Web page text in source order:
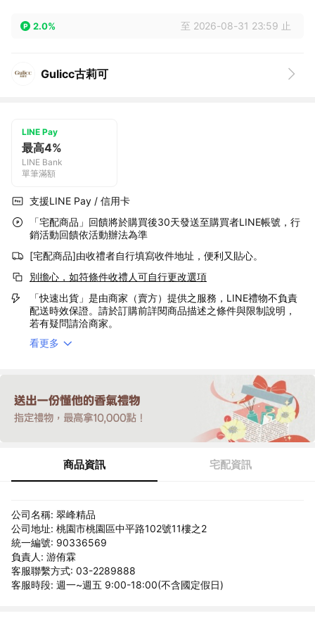
2.0% 至 2026-08-31 23:59 止
Gulicc古莉可
LINE Pay
最高4%
LINE Bank
單筆滿額
支援LINE Pay / 信用卡
「宅配商品」回饋將於購買後30天發送至購買者LINE帳號，行
銷活動回饋依活動辦法為準
[宅配商品]由收禮者自行填寫收件地址，便利又貼心。
別擔心，如符條件收禮人可自行更改選項
「快速出貨」是由商家（賣方）提供之服務，LINE禮物不負責
配送時效保證。請於訂購前詳閱商品描述之條件與限制說明，
若有疑問請洽商家。
看更多
商品資訊 宅配資訊
公司名稱: 翠峰精品
公司地址: 桃園市桃園區中平路102號11樓之2
統一編號: 90336569
負責人: 游侑霖
客服聯繫方式: 03-2289888
客服時段: 週一~週五 9:00-18:00(不含國定假日)